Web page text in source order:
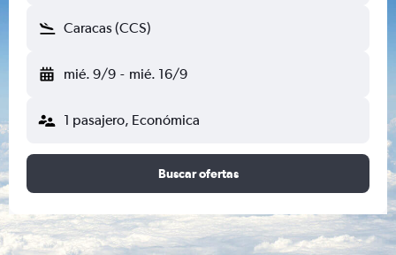
Caracas (CCS)
mié. 9/9 - mié. 16/9
1 pasajero, Económica
Buscar ofertas